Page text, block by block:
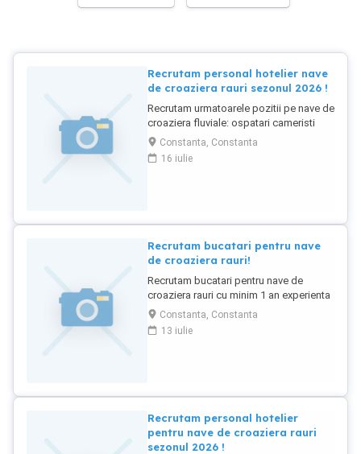
Recrutam personal hotelier nave
de croaziera rauri sezonul 2026 !
Recrutam urmatoarele pozitii pe nave de
croaziera fluviale: ospatari cameristi
spalatori de vase bucatari receptioneri
Cerinte: Limba engleza nivel mediu
Experienta similara in domeniu minim 6-
experienta pe vapor Asteptam C.V. - urile
Dvs. pe siteul AURASJOBS !
Constanta, Constanta
16 iulie
Recrutam bucatari pentru nave
de croaziera rauri!
Recrutam bucatari pentru nave de
croaziera rauri cu minim 1 an experienta
profesional si sa vorbeasca limba
engleza nivel mediu conversational Se
ofera salarii atractive bonusuri tipsuri ,
siteul AURASJOBS.
Constanta, Constanta
13 iulie
Recrutam personal hotelier
pentru nave de croaziera rauri
sezonul 2026 !